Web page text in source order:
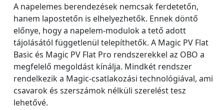
A napelemes berendezések nemcsak ferdetetőn,
hanem lapostetőn is elhelyezhetők. Ennek döntő
előnye, hogy a napelem-modulok a tető adott
tájolásától függetlenül telepíthetők. A Magic PV Flat
Basic és Magic PV Flat Pro rendszerekkel az OBO a
megfelelő megoldást kínálja. Mindkét rendszer
rendelkezik a Magic-csatlakozási technológiával, ami
csavarok és szerszámok nélküli szerelést tesz
lehetővé.